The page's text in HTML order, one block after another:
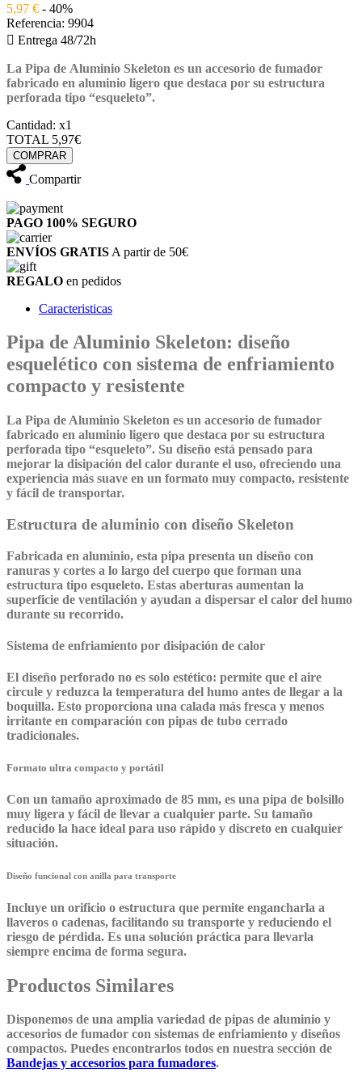
5,97 € - 40%
Referencia: 9904
 Entrega 48/72h
La Pipa de Aluminio Skeleton es un accesorio de fumador
fabricado en aluminio ligero que destaca por su estructura
perforada tipo “esqueleto”.
Cantidad: x1
TOTAL 5,97€
COMPRAR
Compartir
PAGO 100% SEGURO
ENVÍOS GRATIS A partir de 50€
REGALO en pedidos
Caracteristicas
Pipa de Aluminio Skeleton: diseño
esquelético con sistema de enfriamiento
compacto y resistente
La Pipa de Aluminio Skeleton es un accesorio de fumador
fabricado en aluminio ligero que destaca por su estructura
perforada tipo “esqueleto”. Su diseño está pensado para
mejorar la disipación del calor durante el uso, ofreciendo una
experiencia más suave en un formato muy compacto, resistente
y fácil de transportar.
Estructura de aluminio con diseño Skeleton
Fabricada en aluminio, esta pipa presenta un diseño con
ranuras y cortes a lo largo del cuerpo que forman una
estructura tipo esqueleto. Estas aberturas aumentan la
superficie de ventilación y ayudan a dispersar el calor del humo
durante su recorrido.
Sistema de enfriamiento por disipación de calor
El diseño perforado no es solo estético: permite que el aire
circule y reduzca la temperatura del humo antes de llegar a la
boquilla. Esto proporciona una calada más fresca y menos
irritante en comparación con pipas de tubo cerrado
tradicionales.
Formato ultra compacto y portátil
Con un tamaño aproximado de 85 mm, es una pipa de bolsillo
muy ligera y fácil de llevar a cualquier parte. Su tamaño
reducido la hace ideal para uso rápido y discreto en cualquier
situación.
Diseño funcional con anilla para transporte
Incluye un orificio o estructura que permite engancharla a
llaveros o cadenas, facilitando su transporte y reduciendo el
riesgo de pérdida. Es una solución práctica para llevarla
siempre encima de forma segura.
Productos Similares
Disponemos de una amplia variedad de pipas de aluminio y
accesorios de fumador con sistemas de enfriamiento y diseños
compactos. Puedes encontrarlos todos en nuestra sección de
Bandejas y accesorios para fumadores.